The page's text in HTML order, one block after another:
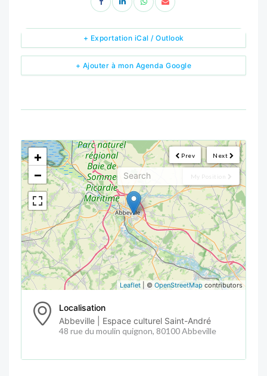
+ Ajouter à mon Agenda Google
+ Exportation iCal / Outlook
Next
Prev
My Position
<!---->
+
−
Leaflet | © OpenStreetMap contributors
Localisation
Abbeville | Espace culturel Saint-André
48 rue du moulin quignon, 80100 Abbeville